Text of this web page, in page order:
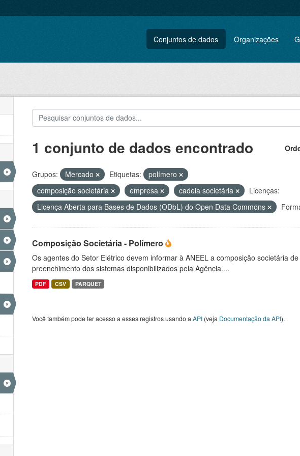
Conjuntos de dados Organizações
1 conjunto de dados encontrado
Grupos: Mercado Etiquetas:
polímero
composição societária
empresa cadeia societária
Licenças:
Licença Aberta para Bases de Dados (ODbL) do Open Data Commons
Composição Societária - Polímero
Os agentes do Setor Elétrico devem informar à ANEEL a composição societária
preenchimento dos sistemas disponibilizados pela Agência....
PDF CSV PARQUET
Você também pode ter acesso a esses registros usando a API(veja Documentação da API).